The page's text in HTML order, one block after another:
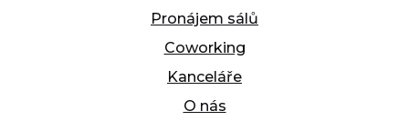
Pronájem sálů
Coworking
Kanceláře
O nás